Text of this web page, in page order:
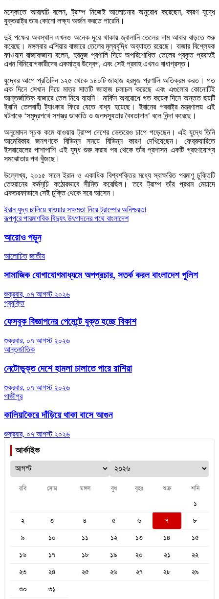
মস্কোতে আরাঘচি বলেন, ট্রাম্প নিজেই আলোচনার অনুরোধ করেছেন, কারণ যুদ্ধে
যুক্তরাষ্ট্র তার কোনো লক্ষ্য অর্জন করতে পারেনি।
দুই পক্ষের অবস্থান এখনও অনেক দূরে থাকায় জ্বালানি তেলের দাম আবার বাড়তে শুরু
করেছে। মঙ্গলবার এশিয়ার বাজারে তেলের মূল্যবৃদ্ধি অব্যাহত রয়েছে। বাজার বিশ্লেষক
ফাওয়াদ রাজাকজাদা বলেন, হরমুজ প্রণালি দিয়ে অপরিশোধিত তেলের প্রকৃত প্রবাহই
এখন বিনিয়োগকারীদের একমাত্র উদ্বেগ, এবং সেই প্রবাহ এখনও বাধাগ্রস্ত।
যুদ্ধের আগে প্রতিদিন ১২৫ থেকে ১৪০টি জাহাজ হরমুজ প্রণালি অতিক্রম করত। গত
এক দিনে সেখান দিয়ে মাত্র সাতটি জাহাজ চলাচল করেছে এবং এগুলোর কোনোটিই
আন্তর্জাতিক বাজারে তেল নিয়ে যায়নি। মার্কিন অবরোধে গত কয়েক দিনে অন্তত ছয়টি
ইরানি তেলবাহী ট্যাংকার ফিরে যেতে বাধ্য হয়েছে। ইরানের পররাষ্ট্র মন্ত্রণালয় এই
ঘটনাকে ‘সমুদ্রপথে সশস্ত্র ডাকাতি ও জলদস্যুতার বৈধতাদান’ বলে নিন্দা করেছে।
অনুমোদন সূচক কমে যাওয়ায় ট্রাম্প দেশের ভেতরেও চাপে পড়েছেন। এই যুদ্ধে তিনি
আমেরিকার জনগণকে বিভিন্ন সময়ে বিভিন্ন কারণ দেখিয়েছেন। ফেব্রুয়ারিতে
ইসরায়েলের পাশাপাশি এই যুদ্ধ শুরু করার পর থেকে তাঁর প্রশাসন একটি গ্রহণযোগ্য
সমঝোতার পথ খুঁজছে।
উল্লেখ্য, ২০১৫ সালে ইরান ও একাধিক বিশ্বশক্তির মধ্যে স্বাক্ষরিত পরমাণু চুক্তিটি
তেহরানের কর্মসূচি কঠোরভাবে সীমিত করেছিল। তবে ট্রাম্প তাঁর প্রথম মেয়াদে
একতরফাভাবে সেই চুক্তি থেকে সরে আসেন।
Post
navigation
ইরান যুদ্ধ চালিয়ে যাওয়ার সক্ষমতা নিয়ে ট্রাম্পের অনিশ্চয়তা
রূপপুরে পারমাণবিক বিদ্যুৎ উৎপাদনের পথে বাংলাদেশ
আরোও পড়ুন
আলোচিত জাতীয়
সামাজিক যোগাযোগমাধ্যমে অপপ্রচার, সতর্ক করল বাংলাদেশ পুলিশ
শুক্রবার, ০৭ আগস্ট ২০২৬
প্রযুক্তি
ফেসবুক বিজ্ঞাপনের পেমেন্টে যুক্ত হচ্ছে বিকাশ
শুক্রবার, ০৭ আগস্ট ২০২৬
আন্তর্জাতিক
নেটোভুক্ত দেশে হামলা চালাতে পারে রাশিয়া
শুক্রবার, ০৭ আগস্ট ২০২৬
গাজীপুর
কালিয়াকৈরে দাঁড়িয়ে থাকা বাসে আগুন
শুক্রবার, ০৭ আগস্ট ২০২৬
আর্কাইভ
রবি সোম মঙ্গল বুধ বৃহঃ শুক্র শনি
১
২
৩ ৪ ৫ ৬ ৭
৮
৯
১০ ১১ ১২ ১৩ ১৪
১৫
১৬
১৭ ১৮ ১৯ ২০ ২১
২২
২৩
২৪ ২৫ ২৬ ২৭ ২৮
২৯
৩০
৩১